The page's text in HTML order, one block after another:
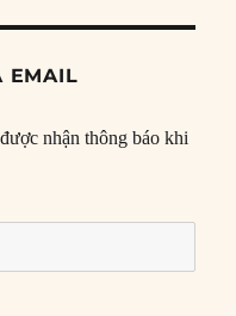
EMAIL
nhận thông báo khi